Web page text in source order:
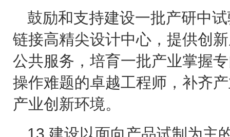
鼓励和支持建设一批产研中
链接高精尖设计中心，提供创
公共服务，培育一批产业掌握
操作难题的卓越工程师，补齐
产业创新环境。